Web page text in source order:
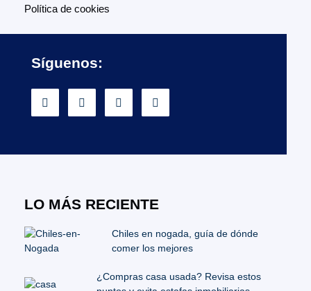
Política de cookies
Síguenos:
LO MÁS RECIENTE
Chiles en nogada, guía de dónde
comer los mejores
¿Compras casa usada? Revisa estos